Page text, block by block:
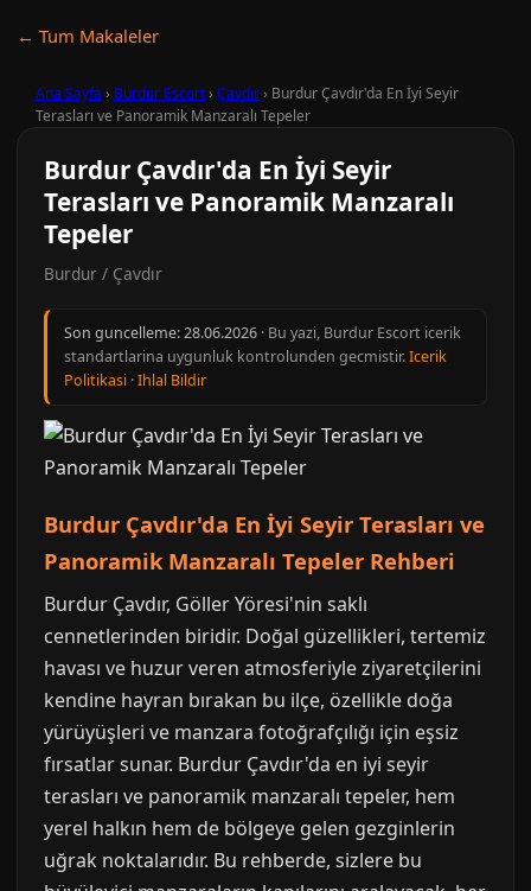
← Tum Makaleler
Ana Sayfa › Burdur Escort› Çavdır› Burdur Çavdır'da En İyi Seyir
Terasları ve Panoramik Manzaralı Tepeler
Burdur Çavdır'da En İyi Seyir
Terasları ve Panoramik Manzaralı
Tepeler
Burdur / Çavdır
Son guncelleme:28.06.2026 · Bu yazi, Burdur Escort icerik
standartlarina uygunluk kontrolunden gecmistir.Icerik
Politikasi ·Ihlal Bildir
Burdur Çavdır'da En İyi Seyir Terasları ve
Panoramik Manzaralı Tepeler Rehberi
Burdur Çavdır, Göller Yöresi'nin saklı
cennetlerinden biridir. Doğal güzellikleri, tertemiz
havası ve huzur veren atmosferiyle ziyaretçilerini
kendine hayran bırakan bu ilçe, özellikle doğa
yürüyüşleri ve manzara fotoğrafçılığı için eşsiz
fırsatlar sunar. Burdur Çavdır'da en iyi seyir
terasları ve panoramik manzaralı tepeler, hem
yerel halkın hem de bölgeye gelen gezginlerin
uğrak noktalarıdır. Bu rehberde, sizlere bu